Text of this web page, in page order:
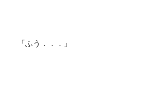
「ふう．．．」